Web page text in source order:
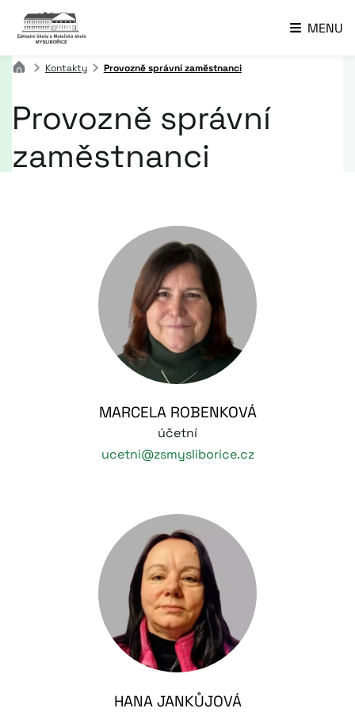
MENU
Kontakty Provozně správní zaměstnanci
Provozně správní
zaměstnanci
MARCELA ROBENKOVÁ
účetní
ucetni@zsmysliborice.cz
HANA JANKŮJOVÁ